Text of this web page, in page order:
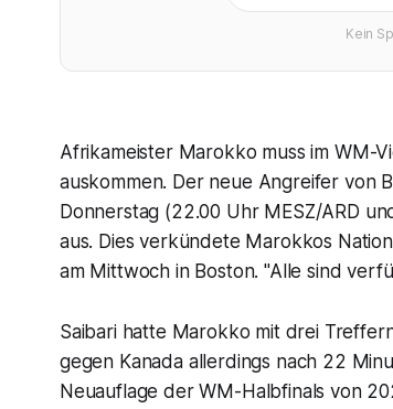
Kein
Afrikameister Marokko muss im WM-
auskommen. Der neue Angreifer von
Donnerstag (22.00 Uhr MESZ/ARD
aus. Dies verkündete Marokkos
am Mittwoch in Boston. "Alle sind
Saibari hatte Marokko mit drei
gegen Kanada allerdings nach 22
Neuauflage der WM-Halbfinals von